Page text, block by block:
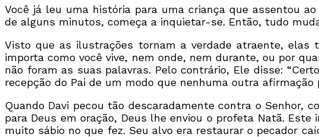
Você já leu uma história para uma criança que assentou
de alguns minutos, começa a inquietar-se. Então, tudo
Visto que as ilustrações tornam a verdade atraente, elas
importa como você vive, nem onde, nem durante, ou por
não foram as suas palavras. Pelo contrário, Ele disse:
recepção do Pai de um modo que nenhuma outra
Quando Davi pecou tão descaradamente contra o Senhor,
para Deus em oração, Deus lhe enviou o profeta Natã.
muito sábio no que fez. Seu alvo era restaurar o pecador